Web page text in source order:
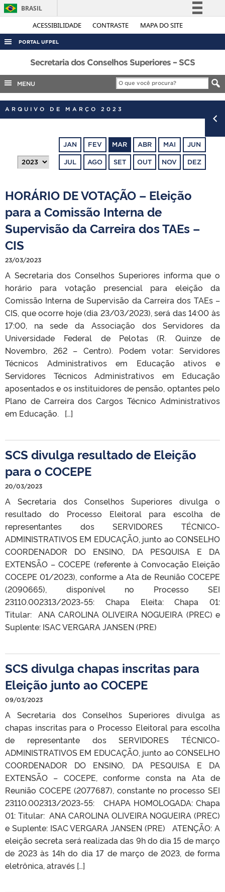
ACESSIBILIDADE CONTRASTE MAPA DO SITE
BRASIL
Simplifique!
Acesso à informação
Legislação
Canais
PORTAL UFPEL
ACESSO À INFORMAÇÃO
AUDITORIA
COBALTO
CONCURSOS
OUVIDORIA
TELEFONES
Secretaria dos Conselhos Superiores – SCS
MENU
ARQUIVO DE MARÇO 2023
JAN FEV MAR ABR MAI JUN
JUL AGO SET OUT NOV DEZ
HORÁRIO DE VOTAÇÃO – Eleição
para a Comissão Interna de
Supervisão da Carreira dos TAEs –
CIS
23/03/2023
A Secretaria dos Conselhos Superiores informa que o
horário para votação presencial para eleição da
Comissão Interna de Supervisão da Carreira dos TAEs –
CIS, que ocorre hoje (dia 23/03/2023), será das 14:00 às
17:00, na sede da Associação dos Servidores da
Universidade Federal de Pelotas (R. Quinze de
Novembro, 262 – Centro). Podem votar: Servidores
Técnicos Administrativos em Educação ativos e
Servidores Técnicos Administrativos em Educação
aposentados e os instituidores de pensão, optantes pelo
Plano de Carreira dos Cargos Técnico Administrativos
em Educação. […]
SCS divulga resultado de Eleição
para o COCEPE
20/03/2023
A Secretaria dos Conselhos Superiores divulga o
resultado do Processo Eleitoral para escolha de
representantes dos SERVIDORES TÉCNICO-
ADMINISTRATIVOS EM EDUCAÇÃO​, junto ao CONSELHO
COORDENADOR DO ENSINO, DA PESQUISA E DA
EXTENSÃO – COCEPE (referente à Convocação Eleição
COCEPE 01/2023), conforme a Ata de Reunião COCEPE
(2090665), disponível no Processo SEI
23110.002313/2023-55: Chapa Eleita: Chapa 01:
Titular: ANA CAROLINA OLIVEIRA NOGUEIRA (PREC) e
Suplente: ISAC VERGARA JANSEN (PRE)
SCS divulga chapas inscritas para
Eleição junto ao COCEPE
09/03/2023
A Secretaria dos Conselhos Superiores divulga as
chapas inscritas para o Processo Eleitoral para escolha
de representante dos SERVIDORES TÉCNICO-
ADMINISTRATIVOS EM EDUCAÇÃO​, junto ao CONSELHO
COORDENADOR DO ENSINO, DA PESQUISA E DA
EXTENSÃO – COCEPE, conforme consta na Ata de
Reunião COCEPE (2077687), constante no processo SEI
23110.002313/2023-55: CHAPA HOMOLOGADA: Chapa
01: Titular: ANA CAROLINA OLIVEIRA NOGUEIRA (PREC)
e Suplente: ISAC VERGARA JANSEN (PRE) ATENÇÃO: A
eleição secreta será realizada das 9h do dia 15 de março
de 2023 às 14h do dia 17 de março de 2023, de forma
eletrônica, através […]